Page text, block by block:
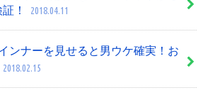
！
2018.04.11
ンナーを見せると男ウケ確実！お
2018.02.15